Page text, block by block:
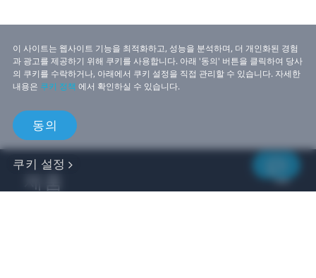
이 사이트는 웹사이트 기능을 최적화하고, 성능을 분석하며, 더 개인화된 경험
과 광고를 제공하기 위해 쿠키를 사용합니다. 아래 '동의' 버튼을 클릭하여 당사
의 쿠키를 수락하거나, 아래에서 쿠키 설정을 직접 관리할 수 있습니다. 자세한
내용은 쿠키 정책 에서 확인하실 수 있습니다.
동의
쿠키 설정
제품